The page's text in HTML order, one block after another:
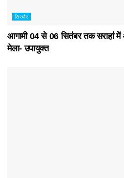
सिरमौर
आगामी 04 से 06 सितंबर तक सराहां में
मेला- उपायुक्त